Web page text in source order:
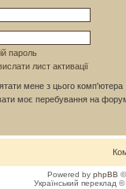
пароль
лист активації
мене з цього комп'ютера
моє перебування на
Powered by phpBB
Український переклад